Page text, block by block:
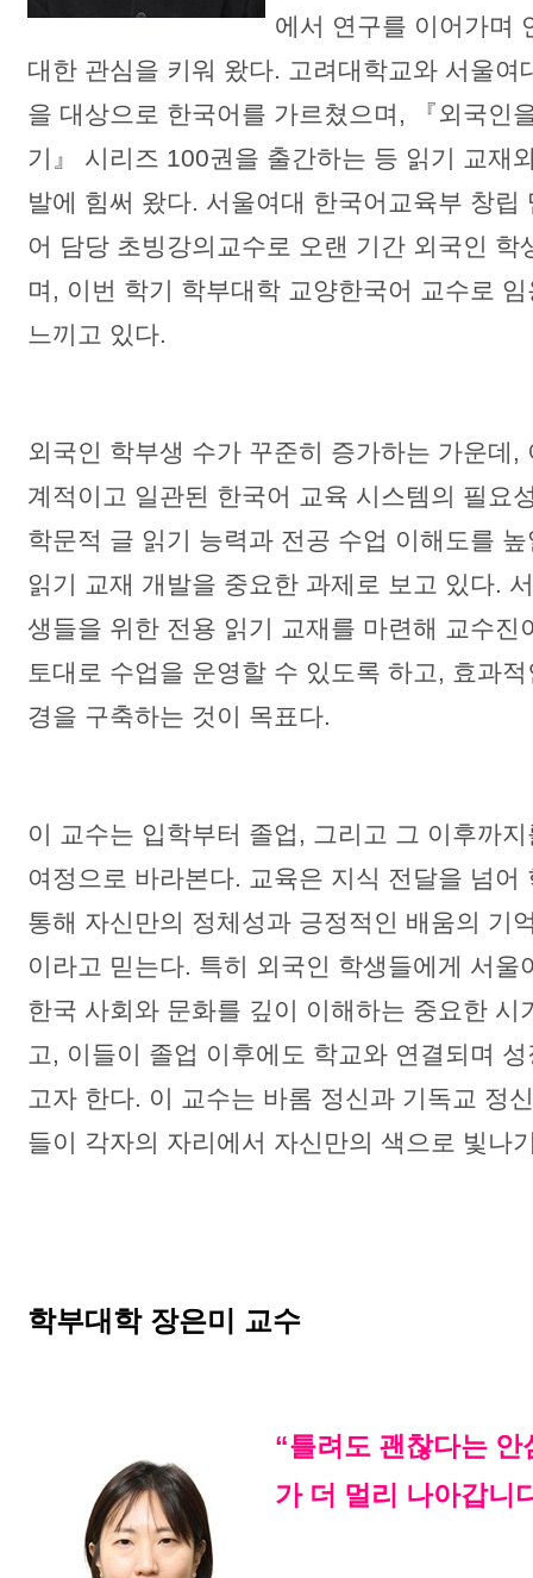
에서 연구를 이어가며
대한 관심을 키워 왔다. 고려대학교와 서울여
을 대상으로 한국어를 가르쳤으며, 『외국인
기』 시리즈 100권을 출간하는 등 읽기 교재
발에 힘써 왔다. 서울여대 한국어교육부 창립
어 담당 초빙강의교수로 오랜 기간 외국인 학
며, 이번 학기 학부대학 교양한국어 교수로
느끼고 있다.
외국인 학부생 수가 꾸준히 증가하는 가운데,
계적이고 일관된 한국어 교육 시스템의 필요
학문적 글 읽기 능력과 전공 수업 이해도를
읽기 교재 개발을 중요한 과제로 보고 있다.
생들을 위한 전용 읽기 교재를 마련해 교수진
토대로 수업을 운영할 수 있도록 하고, 효과
경을 구축하는 것이 목표다.
이 교수는 입학부터 졸업, 그리고 그 이후까
여정으로 바라본다. 교육은 지식 전달을 넘어
통해 자신만의 정체성과 긍정적인 배움의 기
이라고 믿는다. 특히 외국인 학생들에게 서울
한국 사회와 문화를 깊이 이해하는 중요한 시
고, 이들이 졸업 이후에도 학교와 연결되며
고자 한다. 이 교수는 바롬 정신과 기독교 정
들이 각자의 자리에서 자신만의 색으로 빛나
학부대학 장은미 교수
“틀려도 괜찮다는
가 더 멀리 나아갑니